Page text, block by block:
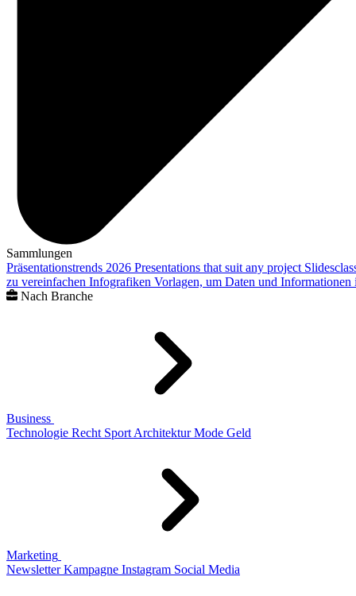
Sammlungen
Präsentationstrends 2026 Presentations that suit any project
zu vereinfachen Infografiken Vorlagen, um Daten und
Nach Branche
Business
Technologie Recht Sport Architektur Mode Geld
Marketing
Newsletter Kampagne Instagram Social Media